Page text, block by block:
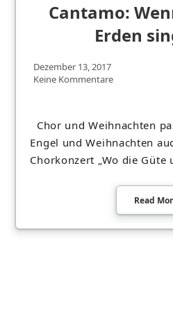
Cantamo:
Erden
Dezember 13, 2017
Keine Kommentare
Chor und Weihnachten
Engel und Weihnachten
Chorkonzert „Wo die Güte
Read